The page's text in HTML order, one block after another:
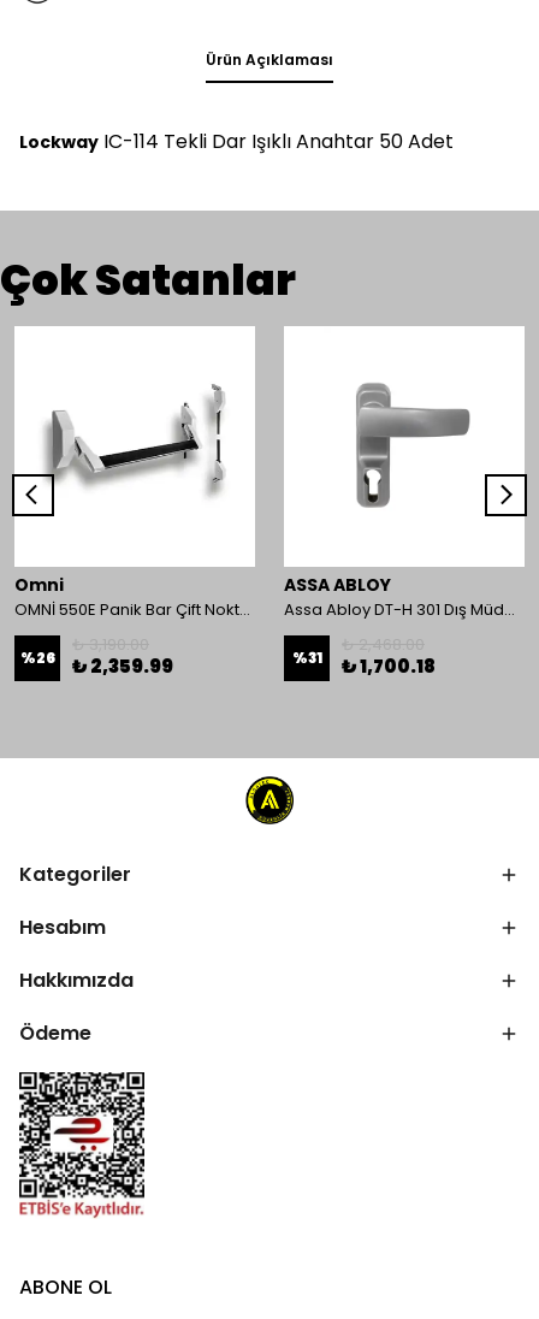
Ürün Açıklaması
Lockway IC-114 Tekli Dar Işıklı Anahtar 50 Adet
Çok Satanlar
Omni
OMNİ 550E Panik Bar Çift Nokta Yüzey Tip
%26 ₺ 2,359.99
ASSA ABLOY
Assa Abloy DT-H 301 Dış Müdahale Kolu
%31 ₺ 1,700.18
Kategoriler
Hesabım
Hakkımızda
Ödeme
ABONE OL